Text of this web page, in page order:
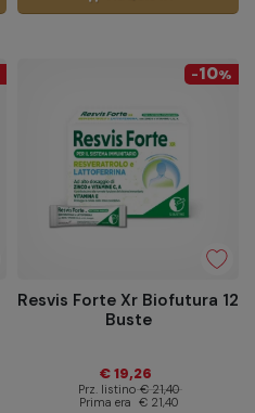
-10%
Resvis Forte Xr Biofutura 12
Buste
€ 19,26
Prz. listino € 21,40
Prima era € 21,40